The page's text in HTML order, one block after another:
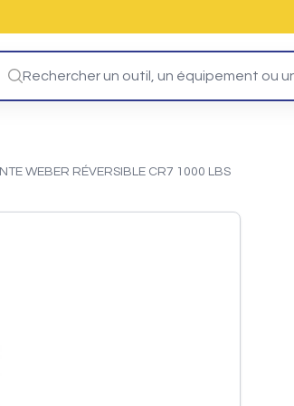
WEBER RÉVERSIBLE CR7 1000 LBS